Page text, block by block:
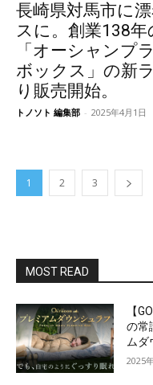
長崎県対馬市に
スに。創業138
「オーシャンプ
ボックス」の新
り販売開始。
トノソト 編集部 - 2025年4月1日
1 2 3
MOST READ
【
の常
ムダ
2025